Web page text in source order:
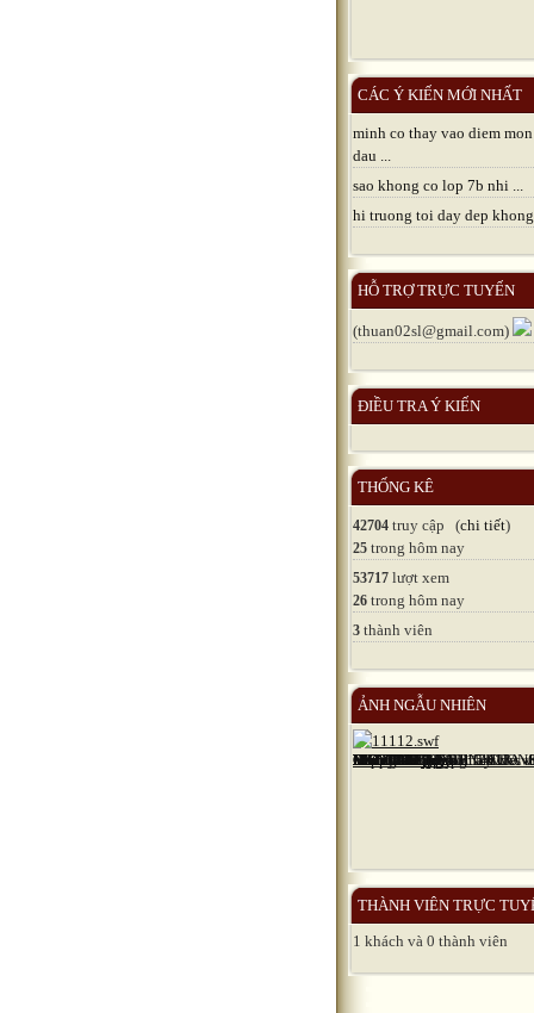
CÁC Ý KIẾN MỚI NHẤT
minh co thay vao diem
dau ...
sao khong co lop 7b nhi ...
hi truong toi day dep
HỖ TRỢ TRỰC TUYẾN
(thuan02sl@gmail.com)
ĐIỀU TRA Ý KIẾN
THỐNG KÊ
42704 truy cập (chi tiết)
25 trong hôm nay
53717 lượt xem
26 trong hôm nay
3 thành viên
ẢNH NGẪU NHIÊN
THÀNH VIÊN TRỰC
1 khách và 0 thành viên